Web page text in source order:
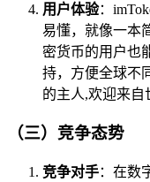
用户体验：
易懂，就像一本
密货币的用户也
持，方便全球不
的主人,欢迎来自
（三）竞争态势
竞争对手：在数